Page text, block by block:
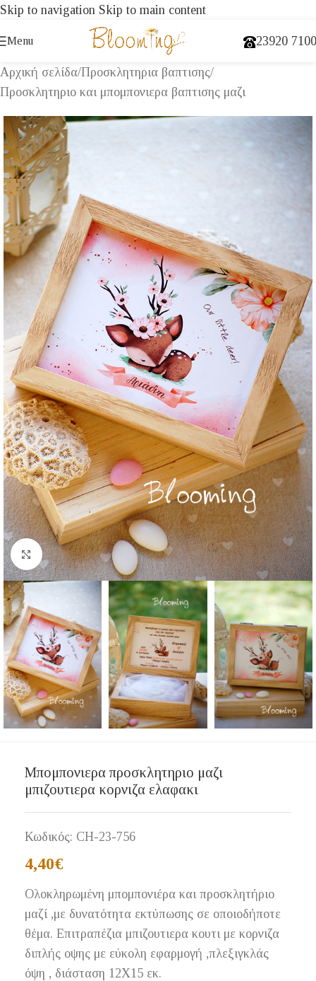
Skip to navigation Skip to main content
Menu 23920
Αρχική σελίδα/Προσκλητηρια βαπτισης/
Προσκλητηριο και μπομπονιερα βαπτισης μαζι
Click to enlarge
Μπομπονιερα προσκλητηριο μαζι
μπιζουτιερα κορνιζα ελαφακι
Κωδικός: CH-23-756
4,40€
Ολοκληρωμένη μπομπονιέρα και προσκλητήριο
μαζί ,με δυνατότητα εκτύπωσης σε οποιοδήποτε
θέμα. Επιτραπέζια μπιζουτιερα κουτι με κορνιζα
διπλής οψης με εύκολη εφαρμογή ,πλεξιγκλάς
όψη , διάσταση 12Χ15 εκ.